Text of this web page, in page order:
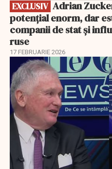
EXCLUSIV
potențial enorm, dar
companii de stat și
ruse
17 FEBRUARIE 2026
EXCLUSIV